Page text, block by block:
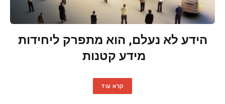
הידע לא נעלם, הוא מתפרק ליחידות
מידע קטנות
קרא עוד